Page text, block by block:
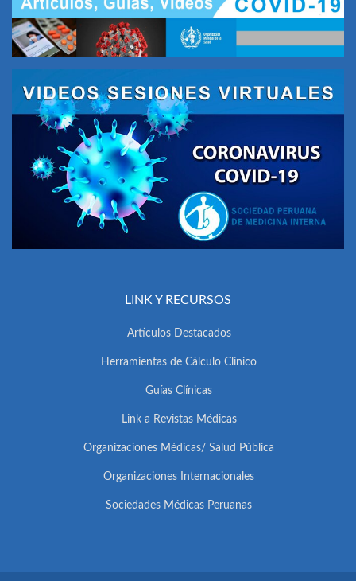
LINK Y RECURSOS
Artículos Destacados
Herramientas de Cálculo Clínico
Guías Clínicas
Link a Revistas Médicas
Organizaciones Médicas/ Salud Pública
Organizaciones Internacionales
Sociedades Médicas Peruanas